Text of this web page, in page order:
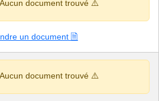
Aucun document trouvé ⚠️
un document 🗎
Aucun document trouvé ⚠️